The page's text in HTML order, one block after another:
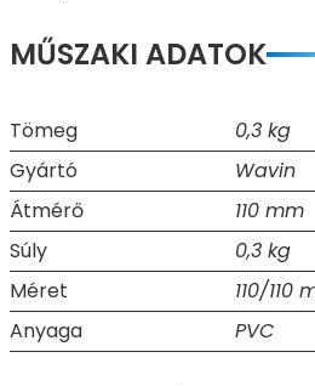
MŰSZAKI ADATOK
Tömeg
0,3 kg
Gyártó
Wavin
Átmérő
110 mm
Súly
0,3 kg
Méret
110/110
Anyaga
PVC